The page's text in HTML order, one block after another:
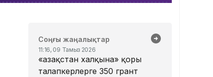
Соңғы жаңалықтар
11:16, 09 Тамыз 2026
«Қазақстан халқына» қоры
талапкерлерге 350 грант